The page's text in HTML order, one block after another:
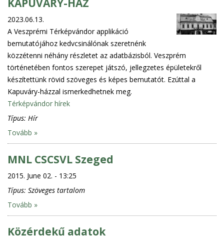
KAPUVÁRY-HÁZ
2023.06.13.
A Veszprémi Térképvándor applikáció
bemutatójához kedvcsinálónak szeretnénk
közzétenni néhány részletet az adatbázisból. Veszprém
történetében fontos szerepet játszó, jellegzetes épületekről
készítettünk rövid szöveges és képes bemutatót. Ezúttal a
Kapuváry-házzal ismerkedhetnek meg.
Térképvándor hírek
Típus: Hír
Tovább »
MNL CSCSVL Szeged
2015. June 02. - 13:25
Típus: Szöveges tartalom
Tovább »
Közérdekű adatok